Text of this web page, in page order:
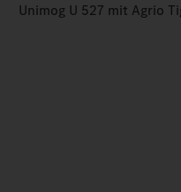
Unimog U 527 mit Agrio